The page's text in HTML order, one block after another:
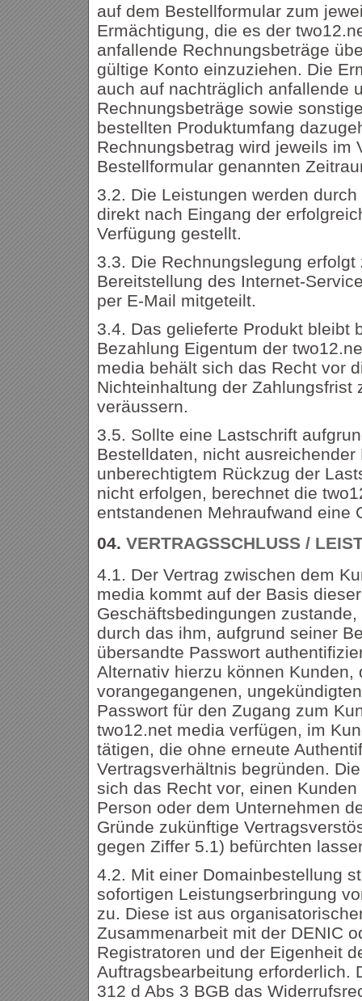
auf dem Bestellformular zum
Ermächtigung, die es der
anfallende Rechnungsbeträge
gültige Konto einzuziehen. Die
auch auf nachträglich anfallende
Rechnungsbeträge sowie
bestellten Produktumfang
Rechnungsbetrag wird jeweils im
Bestellformular genannten
3.2. Die Leistungen werden
direkt nach Eingang der
Verfügung gestellt.
3.3. Die Rechnungslegung
Bereitstellung des Internet-
per E-Mail mitgeteilt.
3.4. Das gelieferte Produkt bleibt
Bezahlung Eigentum der
media behält sich das Recht vor
Nichteinhaltung der Zahlungsfrist
veräussern.
3.5. Sollte eine Lastschrift
Bestelldaten, nicht
unberechtigtem Rückzug der
nicht erfolgen, berechnet die
entstandenen Mehraufwand eine
04. VERTRAGSSCHLUSS /
4.1. Der Vertrag zwischen dem
media kommt auf der Basis
Geschäftsbedingungen
durch das ihm, aufgrund seiner
übersandte Passwort
Alternativ hierzu können Kunden,
vorangegangenen,
Passwort für den Zugang zum
two12.net media verfügen, im
tätigen, die ohne erneute
Vertragsverhältnis begründen.
sich das Recht vor, einen
Person oder dem Unternehmen
Gründe zukünftige
gegen Ziffer 5.1) befürchten
4.2. Mit einer Domainbestellung
sofortigen Leistungserbringung
zu. Diese ist aus
Zusammenarbeit mit der DENIC
Registratoren und der Eigenheit
Auftragsbearbeitung erforderlich.
312 d Abs 3 BGB das